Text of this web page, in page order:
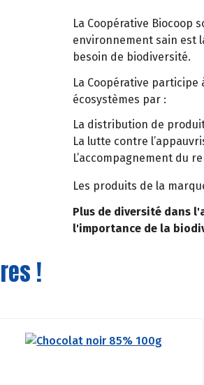
La Coopérative Biocoop
environnement sain est
besoin de biodiversité.
La Coopérative
écosystèmes par :
La distribution de
La lutte contre
L’accompagnement du
Les produits de la
Plus de diversité dans
l'importance de la
!